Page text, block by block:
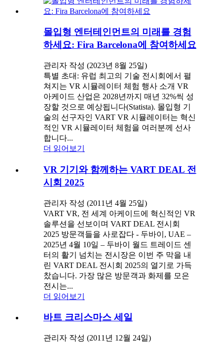
몰입형 엔터테인먼트의 미래를 경험
하세요: Fira Barcelona에 참여하세요
관리자 작성 (2023년 8월 25일)
특별 초대: 유럽 최고의 기술 전시회에서 펼
쳐지는 VR 시뮬레이터 체험 행사 소개 VR
아케이드 산업은 2028년까지 매년 32%씩 성
장할 것으로 예상됩니다(Statista). 몰입형 기
술의 선구자인 VART VR 시뮬레이터는 혁신
적인 VR 시뮬레이터 체험을 여러분께 선사
합니다...
더 읽어보기
VR 기기와 함께하는 VART DEAL 전
시회 2025
관리자 작성 (2011년 4월 25일)
VART VR, 전 세계 아케이드에 혁신적인 VR
솔루션을 선보이며 VART DEAL 전시회
2025 방문객들을 사로잡다 - 두바이, UAE –
2025년 4월 10일 – 두바이 월드 트레이드 센
터의 활기 넘치는 전시장은 이번 주 막을 내
린 VART DEAL 전시회 2025의 열기로 가득
찼습니다. 가장 많은 방문객과 화제를 모은
전시는...
더 읽어보기
바트 크리스마스 세일
관리자 작성 (2011년 12월 24일)